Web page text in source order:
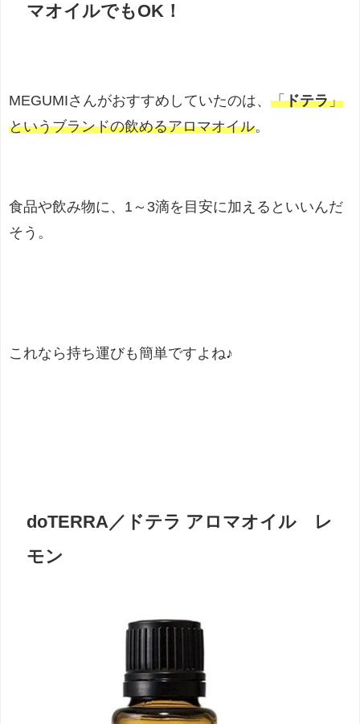
マオイルでもOK！
MEGUMIさんがおすすめしていたのは、 「ドテラ」
というブランドの飲めるアロマオイル
食品や飲み物に、1～3滴を目安に加えるといいんだ
そう。
これなら持ち運びも簡単ですよね♪
doTERRA／ドテラ アロマオイル レ
モン